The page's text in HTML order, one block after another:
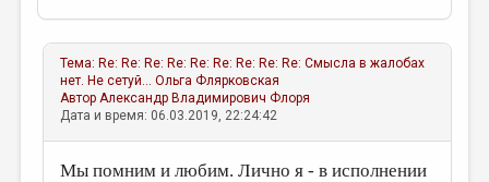
Тема: Re: Re: Re: Re: Re: Re: Re: Re: Re: Смысла в жалобах
нет. Не сетуй... Ольга Флярковская
АвторАлександр Владимирович Флоря
Дата и время: 06.03.2019, 22:24:42
Мы помним и любим. Лично я - в исполнении